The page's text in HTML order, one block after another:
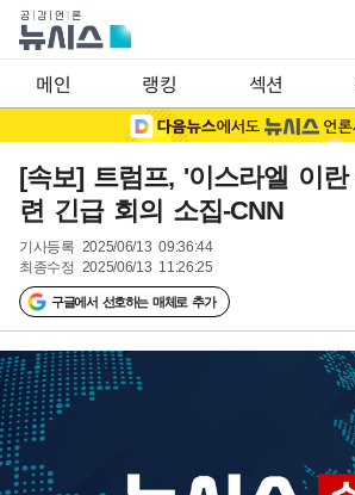
메인 랭킹 섹션
[속보] 트럼프, '이스라엘 이
련 긴급 회의 소집-CNN
기사등록 2025/06/13 09:36:44
최종수정 2025/06/13 11:26:25
구글에서 선호하는 매체로 추가